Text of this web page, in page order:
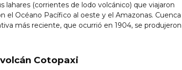
lahares (corrientes de lodo volcánico) que viajaron
el Océano Pacífico al oeste y el Amazonas. Cuenca
más reciente, que ocurrió en 1904, se produjeron
Cotopaxi